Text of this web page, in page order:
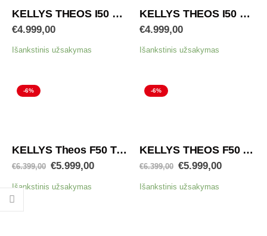
KELLYS THEOS I50 Light Grey 630Wh
€4.999,00
Išankstinis užsakymas
KELLYS THEOS I50 Dark 630Wh
€4.999,00
Išankstinis užsakymas
-6%
KELLYS Theos F50 Teal 720Wh
€6.399,00 €5.999,00
Išankstinis užsakymas
-6%
KELLYS THEOS F50 Anthracite 720Wh
€6.399,00 €5.999,00
Išankstinis užsakymas